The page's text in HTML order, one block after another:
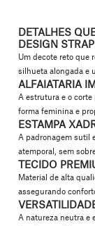
DETALHES
DESIGN
Um decote reto que
silhueta alongada e
ALFAIATARIA
A estrutura e o
forma feminina e
ESTAMPA
A padronagem sutil
atemporal, sem
TECIDO
Material de alta
assegurando
A natureza neutra e